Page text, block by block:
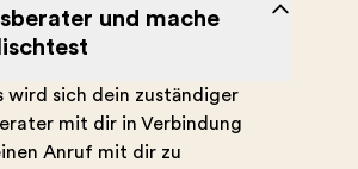
und mache
wird sich dein zuständiger
mit dir in Verbindung
Anruf mit dir zu